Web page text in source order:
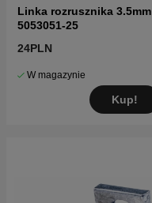
Linka rozrusznika 3.5mm
5053051-25
24PLN
W magazynie
Kup!